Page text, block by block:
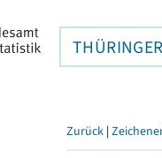
Zurück |